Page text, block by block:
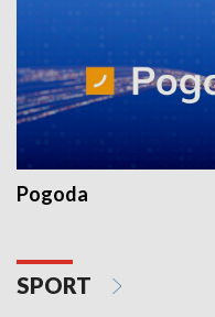
Pogoda
SPORT